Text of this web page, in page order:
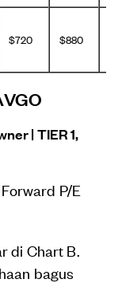
$720 $880
| TIER 1,
P/E
di Chart B.
bagus